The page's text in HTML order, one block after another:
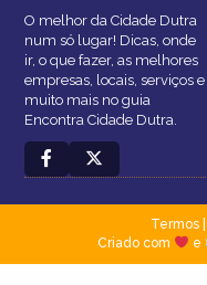
O melhor da Cidade Dutra
num só lugar! Dicas, onde
ir, o que fazer, as melhores
empresas, locais, serviços e
muito mais no guia
Encontra Cidade Dutra.
Termos|
Criado com
e